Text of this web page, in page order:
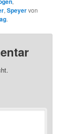
,Speyervon
.